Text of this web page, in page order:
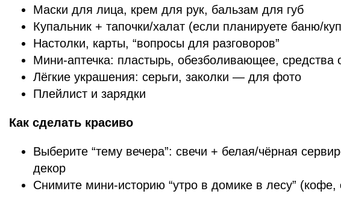
Маски для лица, крем для рук, бальзам для губ
Купальник + тапочки/халат (если планируете баню/
Настолки, карты, “вопросы для разговоров”
Мини-аптечка: пластырь, обезболивающее, средства
Лёгкие украшения: серьги, заколки — для фото
Плейлист и зарядки
Как сделать красиво
Выберите “тему вечера”: свечи + белая/чёрная
декор
Снимите мини-историю “утро в домике в лесу” (кофе,